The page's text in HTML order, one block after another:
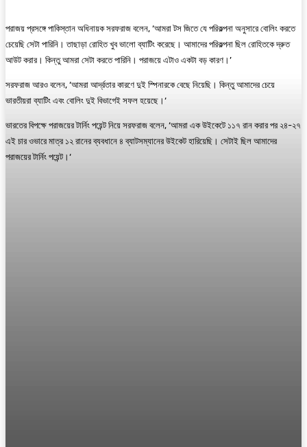
পরাজয় প্রসঙ্গে পাকিস্তান অধিনায়ক সরফরাজ বলেন, ‘আমরা টস জিতে যে পরিকল্পনা অনুসারে বোলিং করতে
চেয়েছি সেটা পারিনি। তাছাড়া রোহিত খুব ভালো ব্যাটিং করেছে। আমাদের পরিকল্পনা ছিল রোহিতকে দ্রুত
আউট করার। কিন্তু আমরা সেটা করতে পারিনি। পরাজয়ে এটাও একটা বড় কারণ।’
সরফরাজ আরও বলেন, ‘আমরা আর্দ্রতার কারণে দুই স্পিনারকে বেছে নিয়েছি। কিন্তু আমাদের চেয়ে
ভারতীয়রা ব্যাটিং এবং বোলিং দুই বিভাগেই সফল হয়েছে।‘
ভারতের বিপক্ষে পরাজয়ের টার্নিং পয়েন্ট নিয়ে সরফরাজ বলেন, ‘আমরা এক উইকেটে ১১৭ রান করার পর ২৪-২৭
এই চার ওভারে মাত্র ১২ রানের ব্যবধানে ৪ ব্যাটসম্যানের উইকেট হারিয়েছি। সেটাই ছিল আমাদের
পরাজয়ের টার্নিং পয়েন্ট।‘